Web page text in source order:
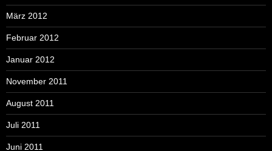
März 2012
Februar 2012
Januar 2012
November 2011
August 2011
Juli 2011
Juni 2011